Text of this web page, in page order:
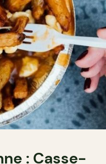
: Casse-